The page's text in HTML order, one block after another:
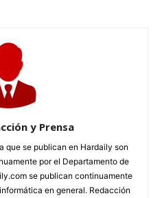
y Prensa
que se publican en Hardaily son
por el Departamento de
se publican continuamente
en general. Redacción